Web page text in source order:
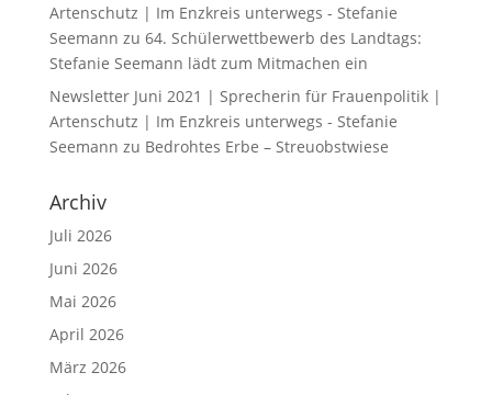
Artenschutz | Im Enzkreis unterwegs - Stefanie
Seemann zu 64. Schülerwettbewerb des Landtags:
Stefanie Seemann lädt zum Mitmachen ein
Newsletter Juni 2021 | Sprecherin für Frauenpolitik |
Artenschutz | Im Enzkreis unterwegs - Stefanie
Seemann zu Bedrohtes Erbe – Streuobstwiese
Archiv
Juli 2026
Juni 2026
Mai 2026
April 2026
März 2026